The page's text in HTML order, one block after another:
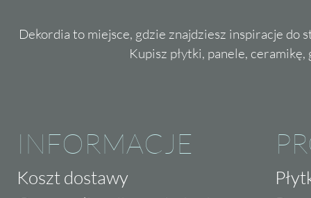
Dekordia to miejsce, gdzie znajdziesz inspiracje do
Kupisz płytki, panele,
INFORMACJE
Koszt dostawy